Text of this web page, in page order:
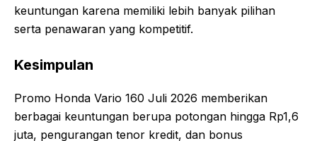
keuntungan karena memiliki lebih banyak pilihan
serta penawaran yang kompetitif.
Kesimpulan
Promo Honda Vario 160 Juli 2026 memberikan
berbagai keuntungan berupa potongan hingga Rp1,6
juta, pengurangan tenor kredit, dan bonus